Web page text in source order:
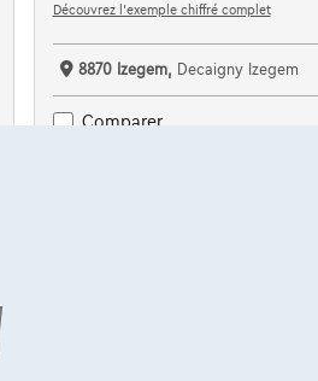
Découvrez l’exemple chiffré complet
8870 Izegem, Decaigny Izegem
Comparer